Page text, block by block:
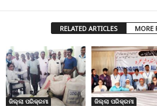
RELATED ARTICLES MORE
ଜିଲ୍ଲା ପରିକ୍ରମା ଜିଲ୍ଲା ପରିକ୍ରମା